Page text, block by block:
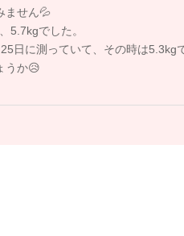
てみてください。
します。
ません💦
5.7kgでした。
日に測っていて、その時は5.3kg
うか😥